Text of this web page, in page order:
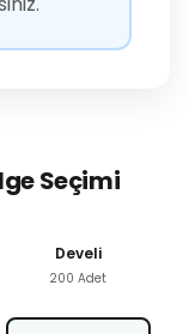
Seçimi
Develi
200 Adet